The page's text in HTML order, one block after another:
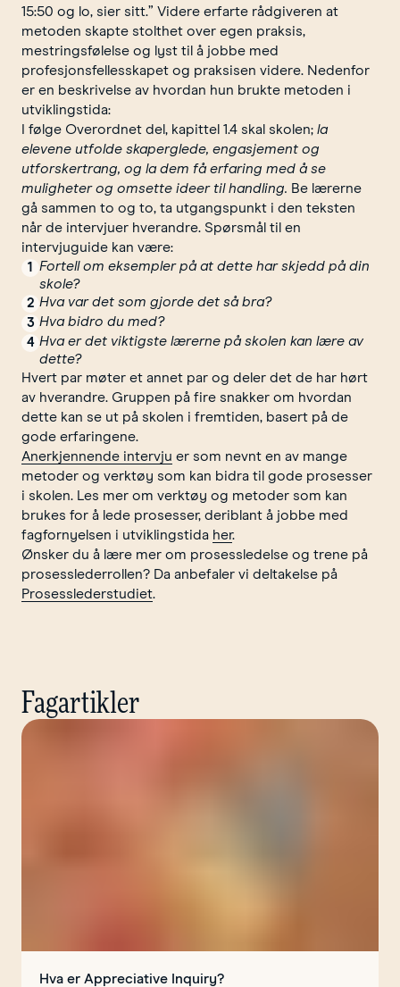
15:50 og lo, sier sitt.” Videre erfarte rådgiveren at
metoden skapte stolthet over egen praksis,
mestringsfølelse og lyst til å jobbe med
profesjonsfellesskapet og praksisen videre. Nedenfor
er en beskrivelse av hvordan hun brukte metoden i
utviklingstida:
I følge Overordnet del, kapittel 1.4 skal skolen; la
elevene utfolde skaperglede, engasjement og
utforskertrang, og la dem få erfaring med å se
muligheter og omsette ideer til handling. Be lærerne
gå sammen to og to, ta utgangspunkt i den teksten
når de intervjuer hverandre. Spørsmål til en
intervjuguide kan være:
Fortell om eksempler på at dette har skjedd på din
skole?
Hva var det som gjorde det så bra?
Hva bidro du med?
Hva er det viktigste lærerne på skolen kan lære av
dette?
Hvert par møter et annet par og deler det de har hørt
av hverandre. Gruppen på fire snakker om hvordan
dette kan se ut på skolen i fremtiden, basert på de
gode erfaringene.
Anerkjennende intervju er som nevnt en av mange
metoder og verktøy som kan bidra til gode prosesser
i skolen. Les mer om verktøy og metoder som kan
brukes for å lede prosesser, deriblant å jobbe med
fagfornyelsen i utviklingstida her.
Ønsker du å lære mer om prosessledelse og trene på
prosesslederrollen? Da anbefaler vi deltakelse på
Prosesslederstudiet.
Fagartikler
Hva er Appreciative Inquiry?